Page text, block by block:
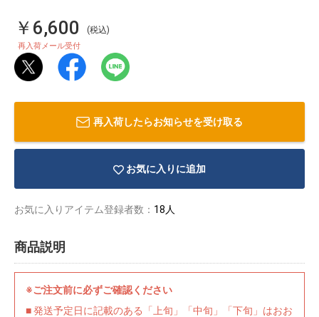
￥6,600 (税込)
再入荷メール受付
再入荷したらお知らせを受け取る
お気に入りに追加
お気に入りアイテム登録者数： 18人
商品説明
※ご注文前に必ずご確認ください
■ 発送予定日に記載のある「上旬」「中旬」「下旬」はおお